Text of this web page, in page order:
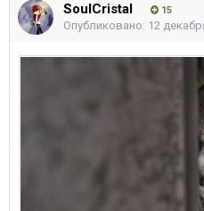
SoulCristal 15
Опубликовано: 12